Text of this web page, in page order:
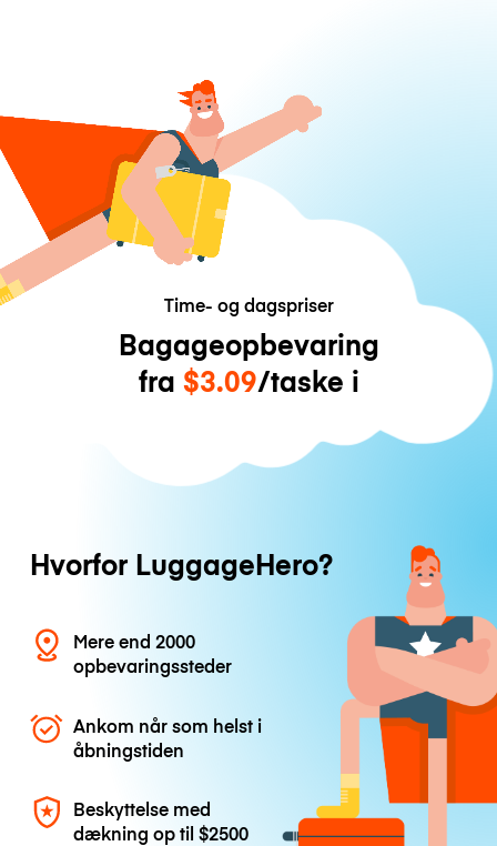
Time- og dagspriser
Bagageopbevaring
fra $3.09/taske i
Hvorfor LuggageHero?
Mere end 2000
opbevaringssteder
Ankom når som helst i
åbningstiden
Beskyttelse med
dækning op til$2500